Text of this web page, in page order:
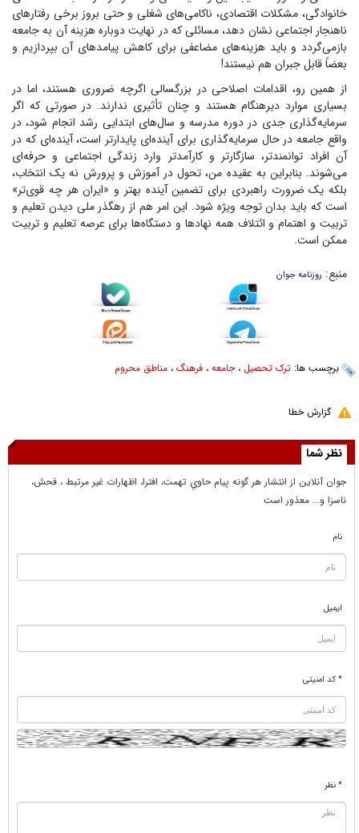
خانوادگی، مشکلات اقتصادی، ناکامی‌های شغلی و حتی بروز برخی رفتار‌های
ناهنجار اجتماعی نشان دهد، مسائلی که در نهایت دوباره هزینه آن به جامعه
بازمی‌گردد و باید هزینه‌های مضاعفی برای کاهش پیامد‌های آن بپردازیم و
بعضاً قابل جبران هم نیستند!
از همین رو، اقدامات اصلاحی در بزرگسالی اگرچه ضروری هستند، اما در
بسیاری موارد دیرهنگام هستند و چنان تأثیری ندارند. در صورتی که اگر
سرمایه‌گذاری جدی در دوره مدرسه و سال‌های ابتدایی رشد انجام شود، در
واقع جامعه در حال سرمایه‌گذاری برای آینده‌ای پایدارتر است، آینده‌ای که در
آن افراد توانمندتر، سازگارتر و کارآمدتر وارد زندگی اجتماعی و حرفه‌ای
می‌شوند. بنابراین به عقیده من، تحول در آموزش و پرورش نه یک انتخاب،
بلکه یک ضرورت راهبردی برای تضمین آینده بهتر و «ایران هر چه قوی‌تر»
است که باید بدان توجه ویژه شود. این امر هم از رهگذر ملی دیدن تعلیم و
تربیت و اهتمام و ائتلاف همه نهاد‌ها و دستگاه‌ها برای عرصه تعلیم و تربیت
ممکن است.
منبع: روزنامه جوان
برچسب ها: ترک تحصیل ،جامعه ، فرهنگ ، مناطق محروم
گزارش خطا
نظر شما
جوان آنلاين از انتشار هر گونه پيام حاوي تهمت، افترا، اظهارات غير مرتبط ، فحش،
ناسزا و... معذور است
نام
ایمیل
* کد امنیتی
* نظر